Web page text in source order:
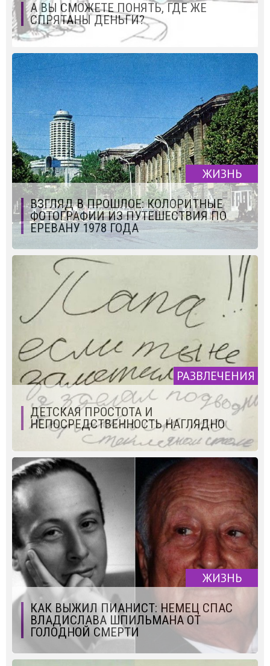
А ВЫ СМОЖЕТЕ ПОНЯТЬ, ГДЕ ЖЕ
СПРЯТАНЫ ДЕНЬГИ?
ЖИЗНЬ
ВЗГЛЯД В ПРОШЛОЕ: КОЛОРИТНЫЕ
ФОТОГРАФИИ ИЗ ПУТЕШЕСТВИЯ ПО
ЕРЕВАНУ 1978 ГОДА
РАЗВЛЕЧЕНИЯ
ДЕТСКАЯ ПРОСТОТА И
НЕПОСРЕДСТВЕННОСТЬ НАГЛЯДНО
ЖИЗНЬ
КАК ВЫЖИЛ ПИАНИСТ: НЕМЕЦ СПАС
ВЛАДИСЛАВА ШПИЛЬМАНА ОТ
ГОЛОДНОЙ СМЕРТИ